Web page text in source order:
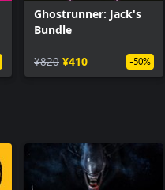
Ghostrunner: Jack's
Bundle
¥820 ¥410 -50%